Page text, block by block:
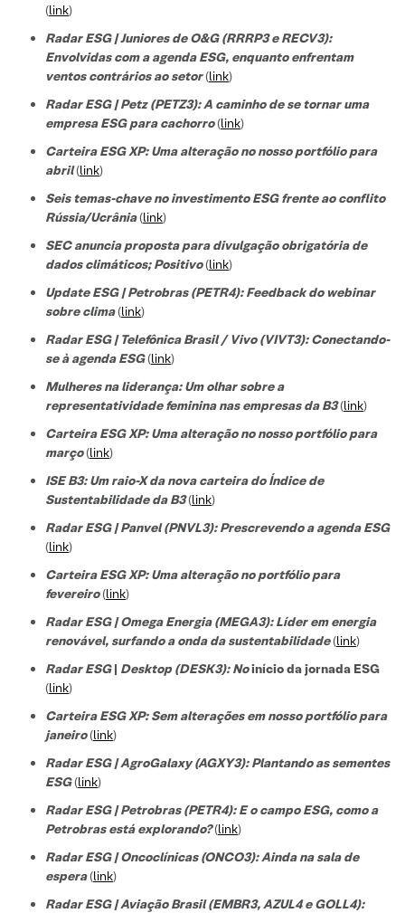
(link)
Radar ESG | Juniores de O&G (RRRP3 e RECV3):
Envolvidas com a agenda ESG, enquanto enfrentam
ventos contrários ao setor(link)
Radar ESG | Petz (PETZ3): A caminho de se tornar uma
empresa ESG para cachorro(link)
Carteira ESG XP: Uma alteração no nosso portfólio para
abril(link)
Seis temas-chave no investimento ESG frente ao conflito
Rússia/Ucrânia(link)
SEC anuncia proposta para divulgação obrigatória de
dados climáticos; Positivo(link)
Update ESG | Petrobras (PETR4): Feedback do webinar
sobre clima(link)
Radar ESG | Telefônica Brasil / Vivo (VIVT3): Conectando-
se à agenda ESG(link)
Mulheres na liderança: Um olhar sobre a
representatividade feminina nas empresas da B3(link)
Carteira ESG XP: Uma alteração no nosso portfólio para
março(link)
ISE B3: Um raio-X da nova carteira do Índice de
Sustentabilidade da B3(link)
Radar ESG | Panvel (PNVL3): Prescrevendo a agenda ESG
(link)
Carteira ESG XP: Uma alteração no portfólio para
fevereiro(link)
Radar ESG | Omega Energia (MEGA3): Líder em energia
renovável, surfando a onda da sustentabilidade(link)
Radar ESG| Desktop (DESK3): Noinício da jornada ESG
(link)
Carteira ESG XP: Sem alterações em nosso portfólio para
janeiro(link)
Radar ESG | AgroGalaxy (AGXY3): Plantando as sementes
ESG(link)
Radar ESG | Petrobras (PETR4): E o campo ESG, como a
Petrobras está explorando?(link)
Radar ESG | Oncoclínicas (ONCO3): Ainda na sala de
espera(link)
Radar ESG | Aviação Brasil (EMBR3, AZUL4 e GOLL4):